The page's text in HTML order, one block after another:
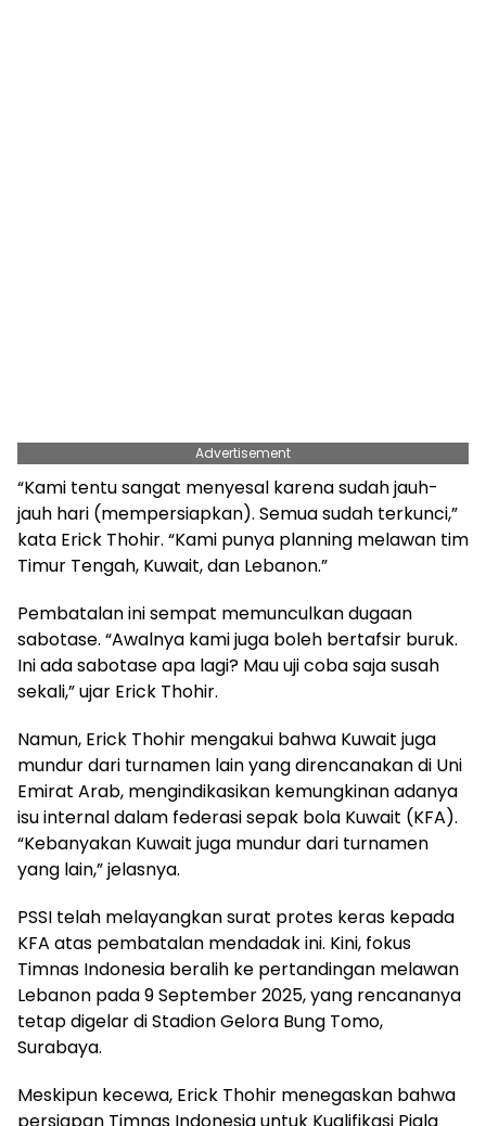
Advertisement
“Kami tentu sangat menyesal karena sudah jauh-
jauh hari (mempersiapkan). Semua sudah terkunci,”
kata Erick Thohir. “Kami punya planning melawan tim
Timur Tengah, Kuwait, dan Lebanon.”
Pembatalan ini sempat memunculkan dugaan
sabotase. “Awalnya kami juga boleh bertafsir buruk.
Ini ada sabotase apa lagi? Mau uji coba saja susah
sekali,” ujar Erick Thohir.
Namun, Erick Thohir mengakui bahwa Kuwait juga
mundur dari turnamen lain yang direncanakan di Uni
Emirat Arab, mengindikasikan kemungkinan adanya
isu internal dalam federasi sepak bola Kuwait (KFA).
“Kebanyakan Kuwait juga mundur dari turnamen
yang lain,” jelasnya.
PSSI telah melayangkan surat protes keras kepada
KFA atas pembatalan mendadak ini. Kini, fokus
Timnas Indonesia beralih ke pertandingan melawan
Lebanon pada 9 September 2025, yang rencananya
tetap digelar di Stadion Gelora Bung Tomo,
Surabaya.
Meskipun kecewa, Erick Thohir menegaskan bahwa
persiapan Timnas Indonesia untuk Kualifikasi Piala